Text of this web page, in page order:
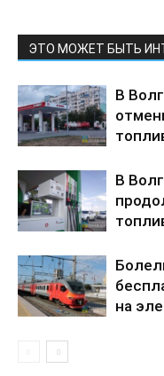
ЭТО МОЖЕТ БЫТЬ
В
В
на